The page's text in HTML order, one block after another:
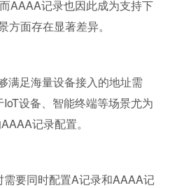
AAAA记录也因此成为支持下
面存在显著差异。
满足海量设备接入的地址需
设备、智能终端等场景尤为
记录配置。
要同时配置A记录和AAAA记